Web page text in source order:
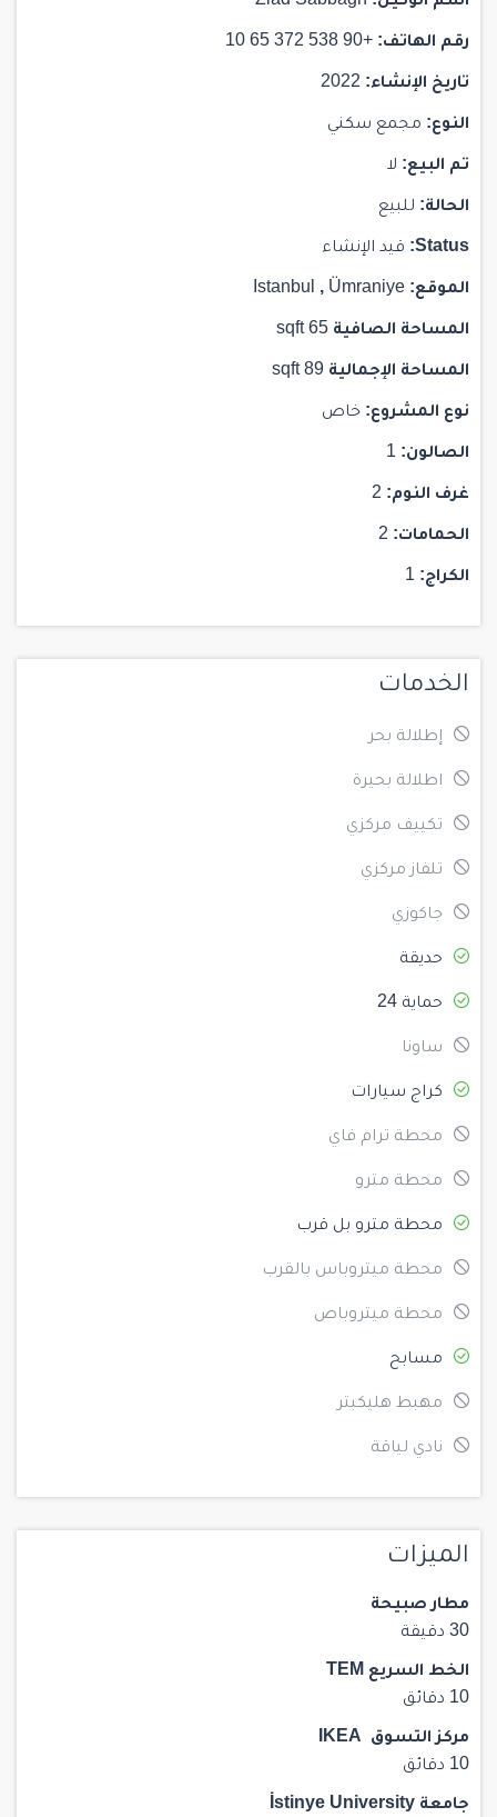
رقم الهاتف: +90 538 372 65 10
تاريخ الإنشاء:
النوع: مجمع سكني
تم البيع:
الحالة:
Status: قيد الإنشاء
الموقع: Istanbul , Ümraniye
المساحة الصافية
المساحة الإجمالية
نوع المشروع: خاص
الصالون:
غرف النوم:
الحمامات:
الكراج:
الخدمات
إطلالة بحر
اطلالة بحيرة
تكييف مركزي
تلفاز مركزي
جاكوزي
حديقة
حماية 24
ساونا
كراج سيارات
محطة ترام فاي
محطة مترو
محطة مترو بل قرب
محطة ميتروباس بالقرب
محطة ميتروباص
مسابح
مهبط هليكبتر
نادي لياقة
الميزات
مطار صبيحة
30 دقيقة
الخط السريع TEM
10 دقائق
مركز التسوق IKEA
10 دقائق
جامعة İstinye University